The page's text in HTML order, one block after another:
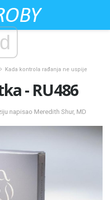
Kada kontrola rađanja ne uspije
- RU486
napisao Meredith Shur, MD